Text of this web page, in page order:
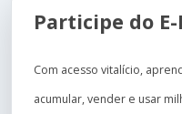
Participe do
Com acesso vitalício,
acumular, vender e usar